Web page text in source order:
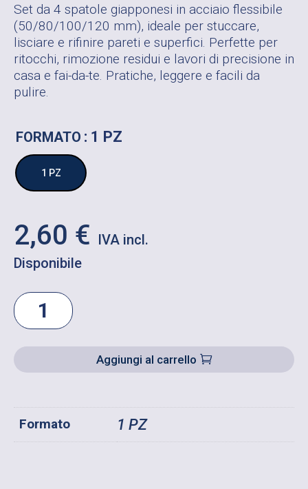
Set da 4 spatole giapponesi in acciaio flessibile
(50/80/100/120 mm), ideale per stuccare,
lisciare e rifinire pareti e superfici. Perfette per
ritocchi, rimozione residui e lavori di precisione in
casa e fai-da-te. Pratiche, leggere e facili da
pulire.
FORMATO : 1 PZ
1 PZ
2,60 €
Disponibile
SET
4
SPATOLE
GIAPPONESI
QUANTITÀ
Aggiungi al carrello
Formato 1 PZ